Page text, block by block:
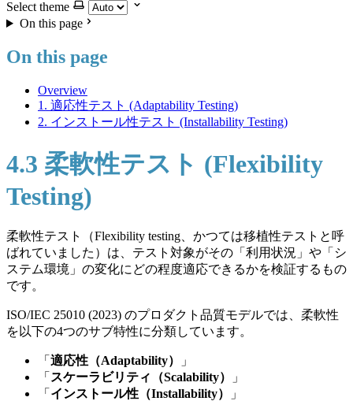
Select theme
On this page
On this page
Overview
1. 適応性テスト (Adaptability Testing)
2. インストール性テスト (Installability Testing)
4.3 柔軟性テスト (Flexibility
Testing)
柔軟性テスト（Flexibility testing、かつては移植性テストと呼
ばれていました）は、テスト対象がその「利用状況」や「シ
ステム環境」の変化にどの程度適応できるかを検証するもの
です。
ISO/IEC 25010 (2023) のプロダクト品質モデルでは、柔軟性
を以下の4つのサブ特性に分類しています。
「 適応性（Adaptability）
」
「 スケーラビリティ（Scalability）
」
「 インストール性（Installability）
」